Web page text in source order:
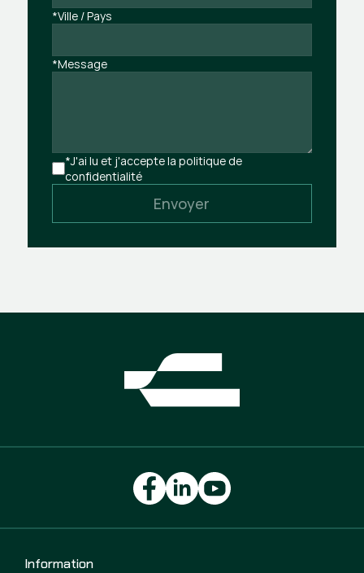
*Ville / Pays
*Message
*J'ai lu et j'accepte la politique de
confidentialité
Envoyer
Information